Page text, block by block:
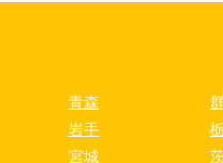
青森
岩手
宮城